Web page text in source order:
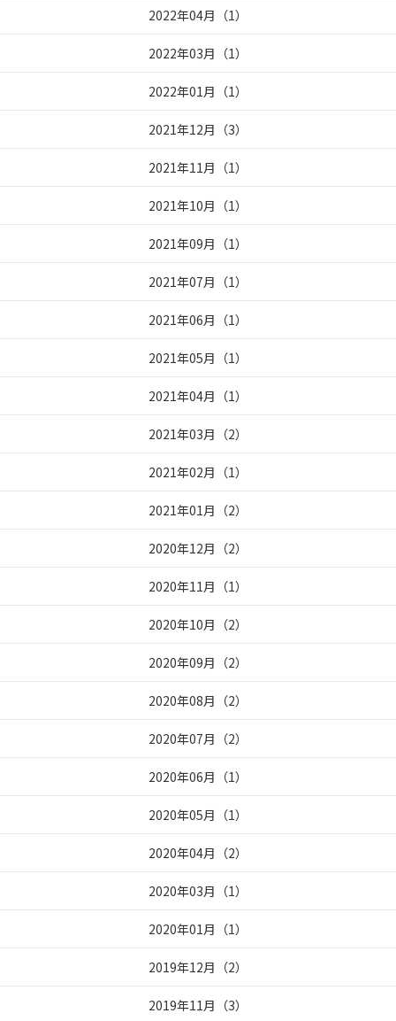
2022年04月 （1）
2022年03月 （1）
2022年01月 （1）
2021年12月 （3）
2021年11月 （1）
2021年10月 （1）
2021年09月 （1）
2021年07月 （1）
2021年06月 （1）
2021年05月 （1）
2021年04月 （1）
2021年03月 （2）
2021年02月 （1）
2021年01月 （2）
2020年12月 （2）
2020年11月 （1）
2020年10月 （2）
2020年09月 （2）
2020年08月 （2）
2020年07月 （2）
2020年06月 （1）
2020年05月 （1）
2020年04月 （2）
2020年03月 （1）
2020年01月 （1）
2019年12月 （2）
2019年11月 （3）